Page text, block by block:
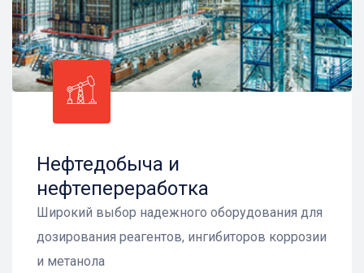
Нефтедобыча и
нефтепереработка
Широкий выбор надежного оборудования для
дозирования реагентов, ингибиторов коррозии
и метанола